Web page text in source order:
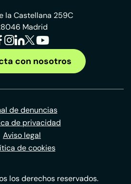
la Castellana 259C
Madrid
con nosotros
de denuncias
de privacidad
Aviso legal
de cookies
los derechos reservados.